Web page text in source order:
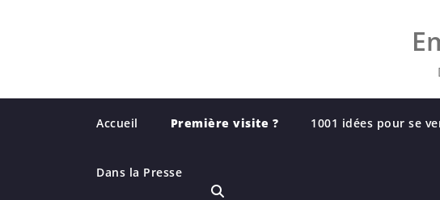
Accueil Première visite ? 1001 idées pour se
Dans la Presse